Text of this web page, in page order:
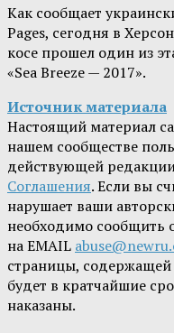
Как сообщает
Pages, сегодня в
косе прошел один из
«Sea Breeze — 2017».
Источник материала
Настоящий материал
нашем сообществе
действующей
Соглашения. Если вы
нарушает ваши
необходимо сообщить
на EMAIL
страницы,
будет в кратчайшие
наказаны.